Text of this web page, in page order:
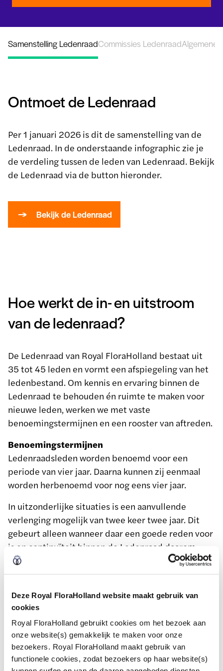
Deze Royal FloraHolland website maakt gebruik van
cookies
Royal FloraHolland gebruikt cookies om het bezoek aan
onze website(s) gemakkelijk te maken voor onze
bezoekers. Royal FloraHolland maakt gebruik van
functionele cookies, zodat bezoekers op haar website(s)
Samenstelling LedenraadCommissies LedenraadAlgemene
Ontmoet de Ledenraad
Per 1 januari 2026 is dit de samenstelling van de
Ledenraad. In de onderstaande infographic zie je
de verdeling tussen de leden van Ledenraad. Bekijk
de Ledenraad via de button hieronder.
Bekijk de Ledenraad
Hoe werkt de in- en uitstroom
van de ledenraad?
De Ledenraad van Royal FloraHolland bestaat uit
35 tot 45 leden en vormt een afspiegeling van het
ledenbestand. Om kennis en ervaring binnen de
Ledenraad te behouden én ruimte te maken voor
nieuwe leden, werken we met vaste
benoemingstermijnen en een rooster van aftreden.
Benoemingstermijnen
Ledenraadsleden worden benoemd voor een
periode van vier jaar. Daarna kunnen zij eenmaal
worden herbenoemd voor nog eens vier jaar.
In uitzonderlijke situaties is een aanvullende
verlenging mogelijk van twee keer twee jaar. Dit
gebeurt alleen wanneer daar een goede reden voor
is en continuïteit binnen de Ledenraad daarom
vraagt.
De Voordrachtscommissie begeleidt de werving,
selectie en voordracht van (her)benoemingen voor
de Ledenraad. De commissie beoordeelt of
kandidaten voldoen aan de gestelde criteria en ziet
erop toe dat de samenstelling van de Ledenraad
een goede weerspiegeling blijft van de coöperatie.